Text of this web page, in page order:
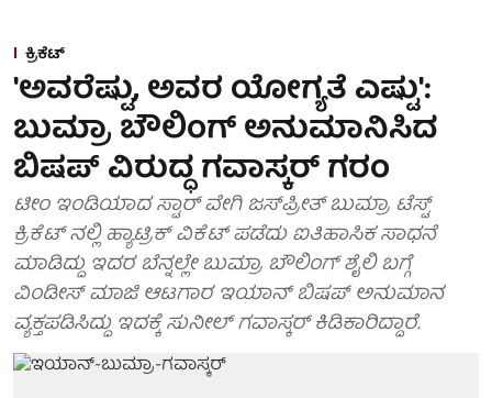
ಕ್ರಿಕೆಟ್
'ಅವರೆಷ್ಟು, ಅವರ ಯೋಗ್ಯತೆ ಎಷ್ಟು':
ಬುಮ್ರಾ ಬೌಲಿಂಗ್ ಅನುಮಾನಿಸಿದ
ಬಿಷಪ್ ವಿರುದ್ಧ ಗವಾಸ್ಕರ್ ಗರಂ
ಟೀಂ ಇಂಡಿಯಾದ ಸ್ಟಾರ್ ವೇಗಿ ಜಸ್‌ಪ್ರೀತ್ ಬುಮ್ರಾ ಟೆಸ್ಟ್
ಕ್ರಿಕೆಟ್ ನಲ್ಲಿ ಹ್ಯಾಟ್ರಿಕ್ ವಿಕೆಟ್ ಪಡೆದು ಐತಿಹಾಸಿಕ ಸಾಧನೆ
ಮಾಡಿದ್ದು ಇದರ ಬೆನ್ನಲ್ಲೇ ಬುಮ್ರಾ ಬೌಲಿಂಗ್ ಶೈಲಿ ಬಗ್ಗೆ
ವಿಂಡೀಸ್ ಮಾಜಿ ಆಟಗಾರ ಇಯಾನ್ ಬಿಷಪ್ ಅನುಮಾನ
ವ್ಯಕ್ತಪಡಿಸಿದ್ದು ಇದಕ್ಕೆ ಸುನೀಲ್ ಗವಾಸ್ಕರ್ ಕಿಡಿಕಾರಿದ್ದಾರೆ.